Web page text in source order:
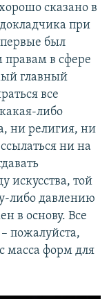
сказано в
при
был
в сфере
главный
все
либо
ни религия, ни
ни на
искусства, той
либо давлению
в основу. Все
пожалуйста,
масса форм для